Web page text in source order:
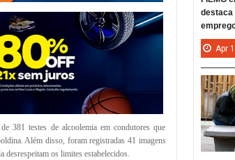
381 testes de alcoolemia em condutores que
Além disso, foram registradas 41 imagens
desrespeitam os limites estabelecidos.
destaca
Apr